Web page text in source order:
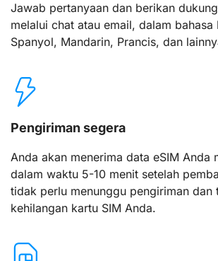
Jawab pertanyaan dan berikan
melalui chat atau email, dalam bahasa
Spanyol, Mandarin, Prancis, dan
Pengiriman segera
Anda akan menerima data eSIM Anda
dalam waktu 5-10 menit setelah
tidak perlu menunggu pengiriman dan
kehilangan kartu SIM Anda.